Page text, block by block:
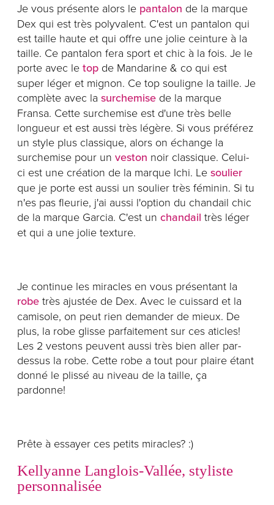
Je vous présente alors le pantalon de la marque
Dex qui est très polyvalent. C'est un pantalon qui
est taille haute et qui offre une jolie ceinture à la
taille. Ce pantalon fera sport et chic à la fois. Je le
porte avec le top de Mandarine & co qui est
super léger et mignon. Ce top souligne la taille. Je
complète avec la surchemise de la marque
Fransa. Cette surchemise est d'une très belle
longueur et est aussi très légère. Si vous préférez
un style plus classique, alors on échange la
surchemise pour un veston noir classique. Celui-
ci est une création de la marque Ichi. Le soulier
que je porte est aussi un soulier très féminin. Si tu
n'es pas fleurie, j'ai aussi l'option du chandail chic
de la marque Garcia. C'est un chandail très léger
et qui a une jolie texture.
Je continue les miracles en vous présentant la
robe très ajustée de Dex. Avec le cuissard et la
camisole, on peut rien demander de mieux. De
plus, la robe glisse parfaitement sur ces aticles!
Les 2 vestons peuvent aussi très bien aller par-
dessus la robe. Cette robe a tout pour plaire étant
donné le plissé au niveau de la taille, ça
pardonne!
Prête à essayer ces petits miracles? :)
Kellyanne Langlois-Vallée, styliste
personnalisée